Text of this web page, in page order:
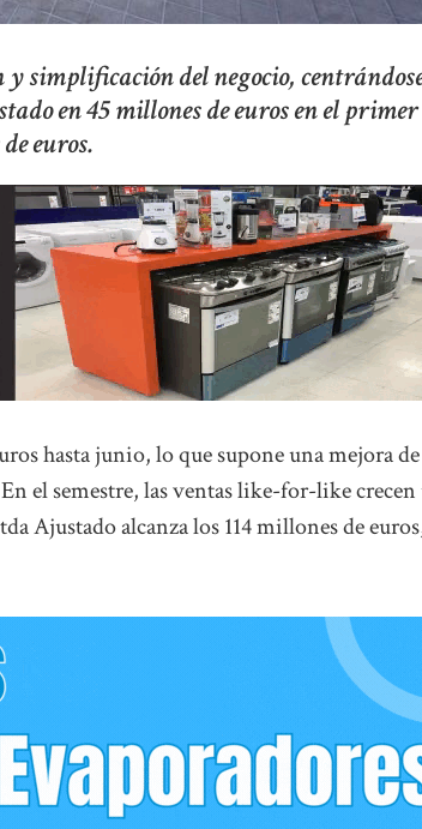
simplificación del negocio,
en 45 millones de euros en el primer
euros.
hasta junio, lo que supone una mejora
el semestre, las ventas like-for-like
Ajustado alcanza los 114 millones de